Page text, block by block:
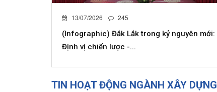
13/07/2026 245
(Infographic) Đắk Lắk trong kỷ nguyên mới:
Định vị chiến lược -...
TIN HOẠT ĐỘNG NGÀNH XÂY DỰNG